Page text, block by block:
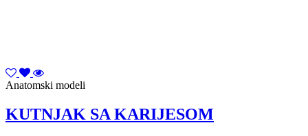
Anatomski modeli
KUTNJAK SA KARIJESOM